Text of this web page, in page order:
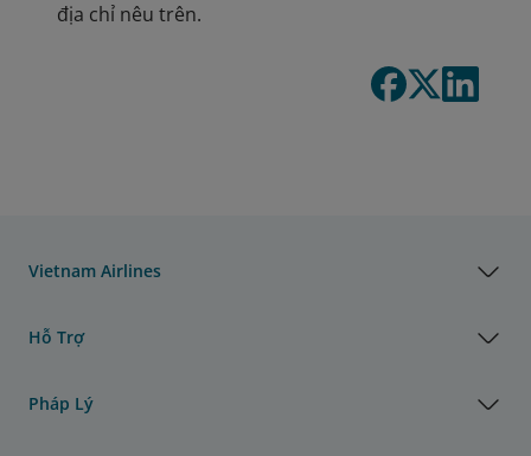
địa chỉ nêu trên.
Vietnam Airlines
Hỗ Trợ
Pháp Lý